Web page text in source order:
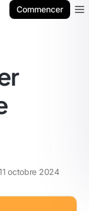
Commencer
octobre 2024